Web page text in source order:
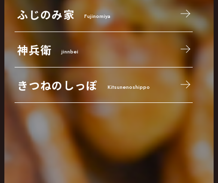
ふじのみ家 Fujinomiya
神兵衛 jinnbei
きつねのしっぽ Kitsunenoshippo